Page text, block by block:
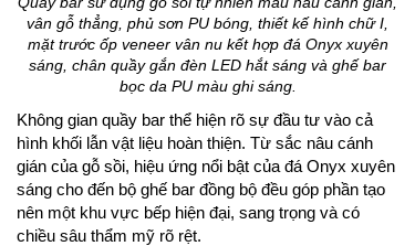
vân gỗ thẳng, phủ sơn PU bóng, thiết kế hình chữ I,
mặt trước ốp veneer vân nu kết hợp đá Onyx xuyên
sáng, chân quầy gắn đèn LED hắt sáng và ghế bar
bọc da PU màu ghi sáng.
Không gian quầy bar thể hiện rõ sự đầu tư vào cả
hình khối lẫn vật liệu hoàn thiện. Từ sắc nâu cánh
gián của gỗ sồi, hiệu ứng nổi bật của đá Onyx xuyên
sáng cho đến bộ ghế bar đồng bộ đều góp phần tạo
nên một khu vực bếp hiện đại, sang trọng và có
chiều sâu thẩm mỹ rõ rệt.